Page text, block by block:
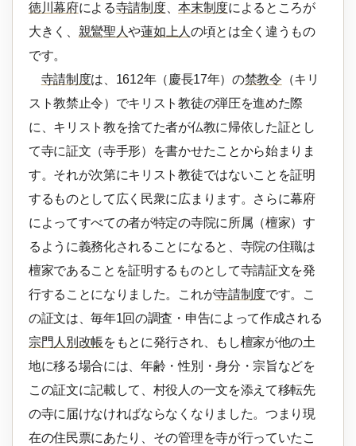
徳川幕府による寺請制度、本末制度によるところが
大きく、 親鸞聖人や蓮如上人 の頃とは全く違うもの
です。
寺請制度は、1612年（慶長17年）の禁教令 （キリ
スト教禁止令）でキリスト教徒の弾圧を進めた際
に、キリスト教を捨てた者が仏教に帰依した証とし
て寺に証文（寺手形）を書かせたことから始まりま
す。それが次第にキリスト教徒ではないことを証明
するものとして広く民衆に広まります。さらに幕府
によってすべての者が特定の寺院に所属（檀家）す
るように義務化されることになると、寺院の住職は
檀家であることを証明するものとして寺請証文を発
行することになりました。これが寺請制度です。こ
の証文は、毎年1回の調査・申告によって作成される
宗門人別改帳をもとに発行され、もし檀家が他の土
地に移る場合には、年齢・性別・身分・宗旨などを
この証文に記載して、村役人の一文を添えて移転先
の寺に届けなければならなくなりました。つまり現
在の住民票にあたり、その管理を寺が行っていたこ